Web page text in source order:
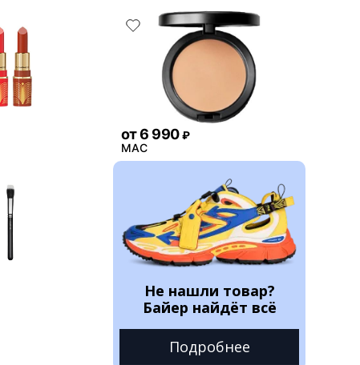
от6 990 ₽
MAC
Не нашли товар?
Байер найдёт всё
Подробнее